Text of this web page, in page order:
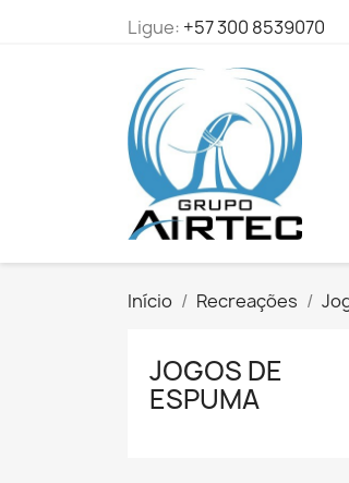
Ligue: +57 300 8539070
Início Recreações
JOGOS DE
ESPUMA